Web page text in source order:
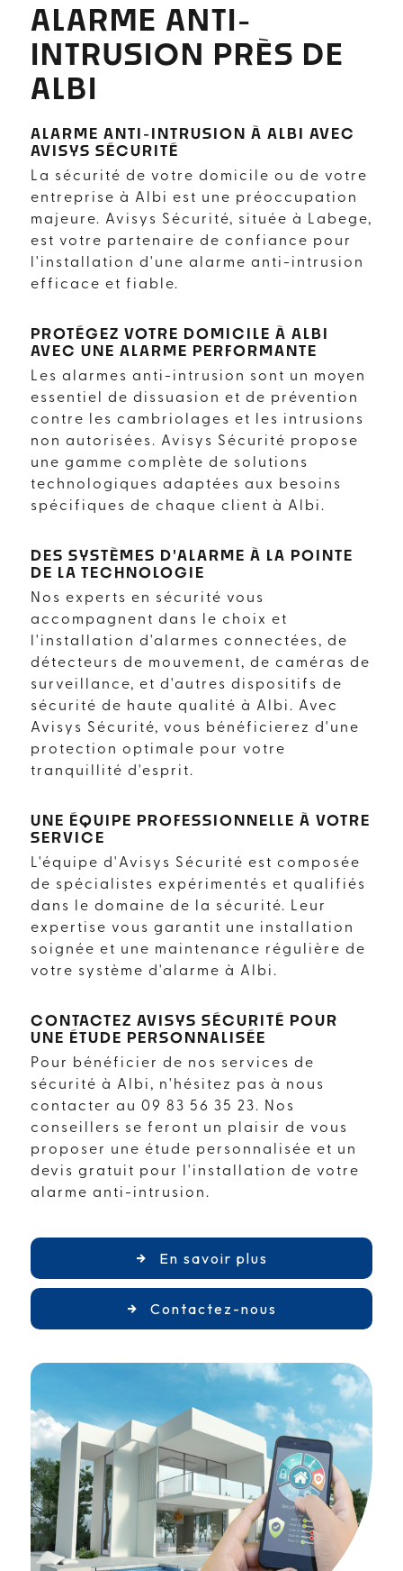
ALARME ANTI-
INTRUSION PRÈS DE
ALBI
ALARME ANTI-INTRUSION À ALBI AVEC
AVISYS SÉCURITÉ
La sécurité de votre domicile ou de votre
entreprise à Albi est une préoccupation
majeure. Avisys Sécurité, située à Labege,
est votre partenaire de confiance pour
l'installation d'une alarme anti-intrusion
efficace et fiable.
PROTÉGEZ VOTRE DOMICILE À ALBI
AVEC UNE ALARME PERFORMANTE
Les alarmes anti-intrusion sont un moyen
essentiel de dissuasion et de prévention
contre les cambriolages et les intrusions
non autorisées. Avisys Sécurité propose
une gamme complète de solutions
technologiques adaptées aux besoins
spécifiques de chaque client à Albi.
DES SYSTÈMES D'ALARME À LA POINTE
DE LA TECHNOLOGIE
Nos experts en sécurité vous
accompagnent dans le choix et
l'installation d'alarmes connectées, de
détecteurs de mouvement, de caméras de
surveillance, et d'autres dispositifs de
sécurité de haute qualité à Albi. Avec
Avisys Sécurité, vous bénéficierez d'une
protection optimale pour votre
tranquillité d'esprit.
UNE ÉQUIPE PROFESSIONNELLE À VOTRE
SERVICE
L'équipe d'Avisys Sécurité est composée
de spécialistes expérimentés et qualifiés
dans le domaine de la sécurité. Leur
expertise vous garantit une installation
soignée et une maintenance régulière de
votre système d'alarme à Albi.
CONTACTEZ AVISYS SÉCURITÉ POUR
UNE ÉTUDE PERSONNALISÉE
Pour bénéficier de nos services de
sécurité à Albi, n'hésitez pas à nous
contacter au 09 83 56 35 23. Nos
conseillers se feront un plaisir de vous
proposer une étude personnalisée et un
devis gratuit pour l'installation de votre
alarme anti-intrusion.
En savoir plus
Contactez-nous